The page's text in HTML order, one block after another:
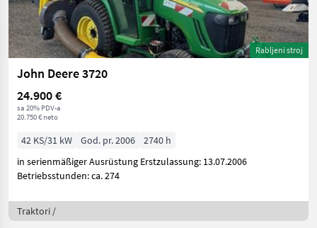
Rabljeni stroj
John Deere 3720
24.900 €
sa 20% PDV-a
20.750 € neto
42 KS/31 kW God. pr. 2006
2740 h
in serienmäßiger Ausrüstung Erstzulassung: 13.07.2006
Betriebsstunden: ca. 274
Traktori /